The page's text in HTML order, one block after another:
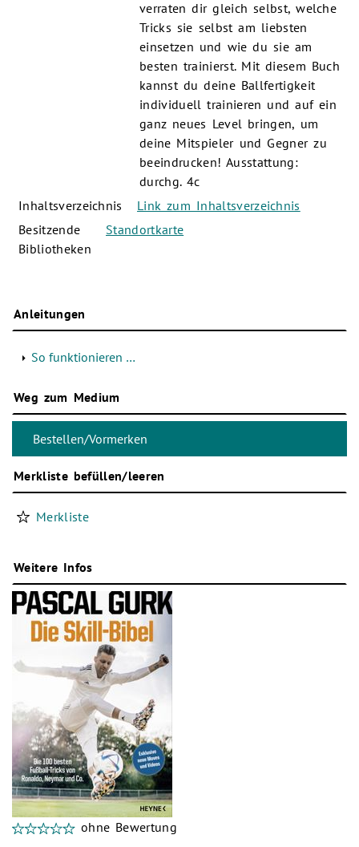
verraten dir gleich selbst, welche
Tricks sie selbst am liebsten
einsetzen und wie du sie am
besten trainierst. Mit diesem Buch
kannst du deine Ballfertigkeit
individuell trainieren und auf ein
ganz neues Level bringen, um
deine Mitspieler und Gegner zu
beeindrucken! Ausstattung:
durchg. 4c
Inhaltsverzeichnis
Link zum Inhaltsverzeichnis
Besitzende
Bibliotheken
Standortkarte
Anleitungen
So funktionieren …
Weg zum Medium
Merkliste befüllen/leeren
Merkliste
Weitere Infos
ohne Bewertung